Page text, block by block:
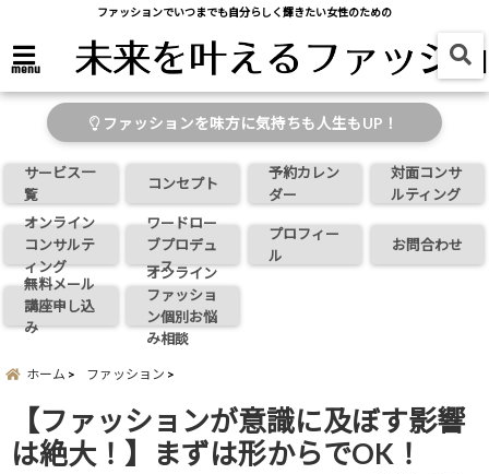
ファッションでいつまでも自分らしく輝きたい女性のための
menu
ファッションを味方に気持ちも人生もUP！
サービス一
覧
コンセプト
予約カレン
ダー
対面コンサ
ルティング
オンライン
コンサルテ
ィング
ワードロー
ブプロデュ
ース
プロフィー
ル
お問合わせ
無料メール
講座申し込
み
オンライン
ファッショ
ン個別お悩
み相談
ホーム ファッション
【ファッションが意識に及ぼす影響
は絶大！】まずは形からでOK！